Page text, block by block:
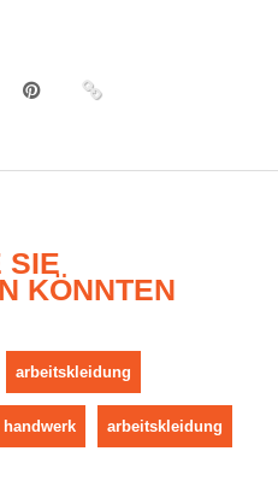
SIE
KÖNNTEN
arbeitskleidung
arbeitskleidung